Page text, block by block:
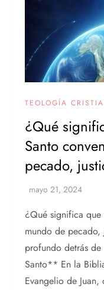
TEOLOGÍA
¿Qué
Santo
pecado,
¿Qué significa que
mundo de
profundo detrás
Santo** En la
Evangelio de